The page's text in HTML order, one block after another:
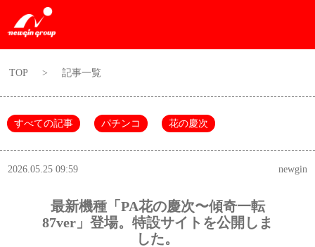
TOP > 記事一覧
すべての記事 パチンコ 花の慶次
2026.05.25 09:59 newgin
最新機種「PA花の慶次〜傾奇一転
87ver」登場。特設サイトを公開しま
した。